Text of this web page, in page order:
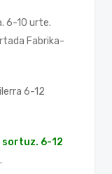
6-10 urte.
Fabrika-
6-12
6-12